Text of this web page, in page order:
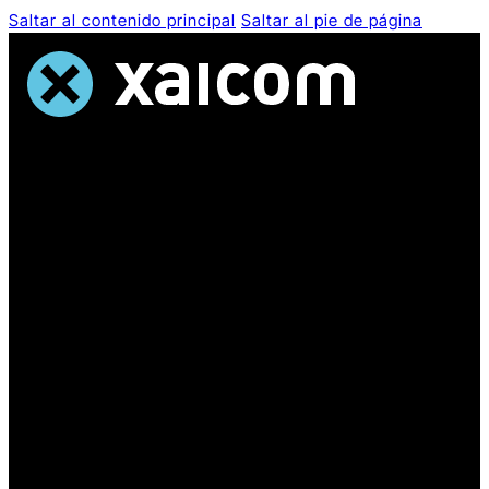
Saltar al contenido principal Saltar al pie de página